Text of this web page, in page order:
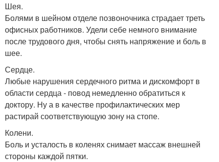
Шея.
Болями в шейном отделе позвоночника страдает треть
офисных работников. Удели себе немного внимание
после трудового дня, чтобы снять напряжение и боль в
шее.
Сердце.
Любые нарушения сердечного ритма и дискомфорт в
области сердца - повод немедленно обратиться к
доктору. Ну а в качестве профилактических мер
растирай соответствующую зону на стопе.
Колени.
Боль и усталость в коленях снимает массаж внешней
стороны каждой пятки.